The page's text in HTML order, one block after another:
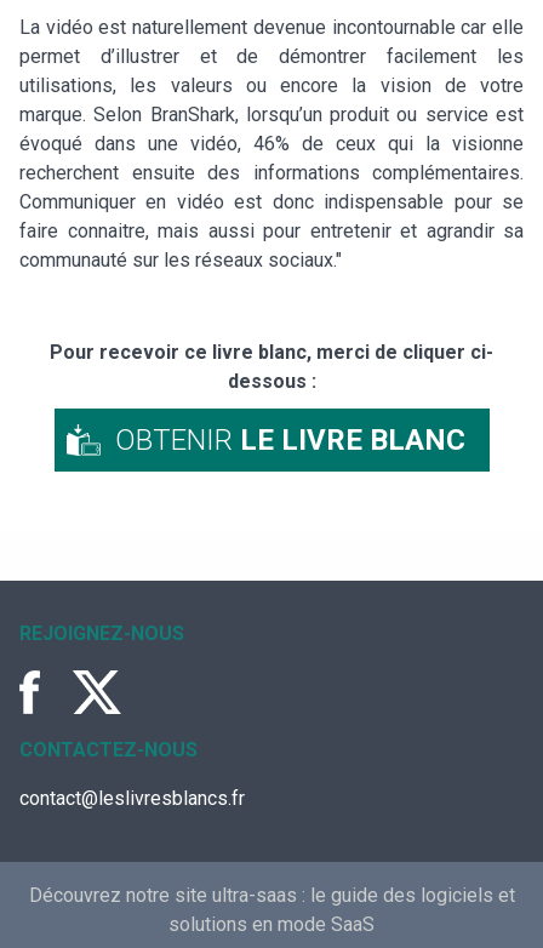
La vidéo est naturellement devenue incontournable car elle
permet d’illustrer et de démontrer facilement les
utilisations, les valeurs ou encore la vision de votre
marque. Selon BranShark, lorsqu’un produit ou service est
évoqué dans une vidéo, 46% de ceux qui la visionne
recherchent ensuite des informations complémentaires.
Communiquer en vidéo est donc indispensable pour se
faire connaitre, mais aussi pour entretenir et agrandir sa
communauté sur les réseaux sociaux."
Pour recevoir ce livre blanc, merci de cliquer ci-
dessous :
OBTENIR LE LIVRE BLANC
REJOIGNEZ-NOUS
CONTACTEZ-NOUS
contact@leslivresblancs.fr
Découvrez notre site ultra-saas : le guide des logiciels et
solutions en mode SaaS